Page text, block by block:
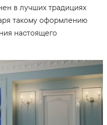
в лучших традициях
такому оформлению
настоящего